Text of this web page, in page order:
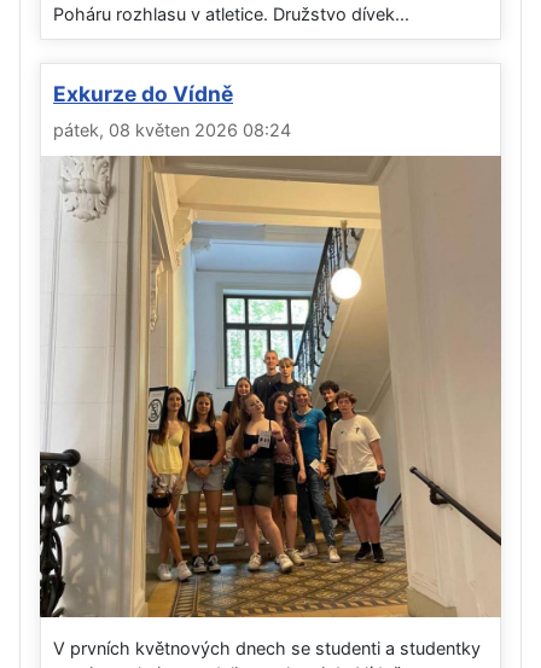
Poháru rozhlasu v atletice. Družstvo dívek...
Exkurze do Vídně
pátek, 08 květen 2026 08:24
V prvních květnových dnech se studenti a studentky